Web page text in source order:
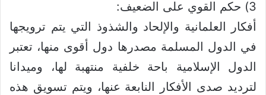
3) حكم القوي على الضعيف:
أفكار العلمانية والإلحاد والشذوذ التي يتم ترويجها
في الدول المسلمة مصدرها دول أقوى منها، تعتبر
الدول الإسلامية باحة خلفية منتهبة لها، وميدانا
لترديد صدى الأفكار النابعة عنها، ويتم تسويق هذه